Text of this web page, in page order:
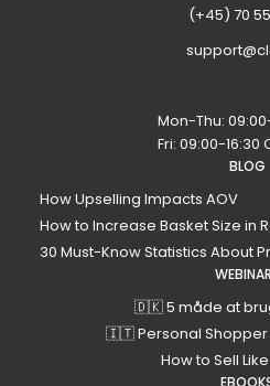
(+45) 70
Mon-Thu:
Fri: 09:00-16:30
BLOG
How Upselling Impacts AOV
How to Increase Basket Size in
30 Must-Know Statistics About
🇩🇰 5 måde at
🇮🇹 Personal Shopper
How to Sell